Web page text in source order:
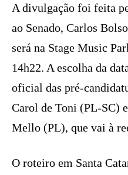
A divulgação foi feita
ao Senado, Carlos
será na Stage Music
14h22. A escolha da
oficial das pré-
Carol de Toni (PL-SC)
Mello (PL), que vai à
O roteiro em Santa